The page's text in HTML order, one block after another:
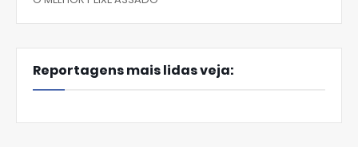
Reportagens mais lidas veja: